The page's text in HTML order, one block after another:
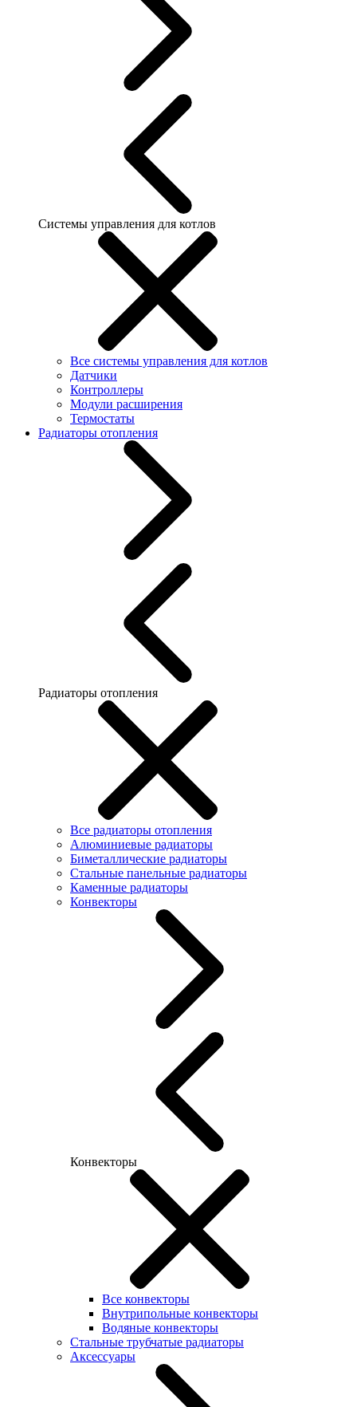
Системы управления для котлов
Все системы управления для котлов
Датчики
Контроллеры
Модули расширения
Термостаты
Радиаторы отопления
Радиаторы отопления
Все радиаторы отопления
Алюминиевые радиаторы
Биметаллические радиаторы
Стальные панельные радиаторы
Каменные радиаторы
Конвекторы
Конвекторы
Все конвекторы
Внутрипольные конвекторы
Водяные конвекторы
Стальные трубчатые радиаторы
Аксессуары